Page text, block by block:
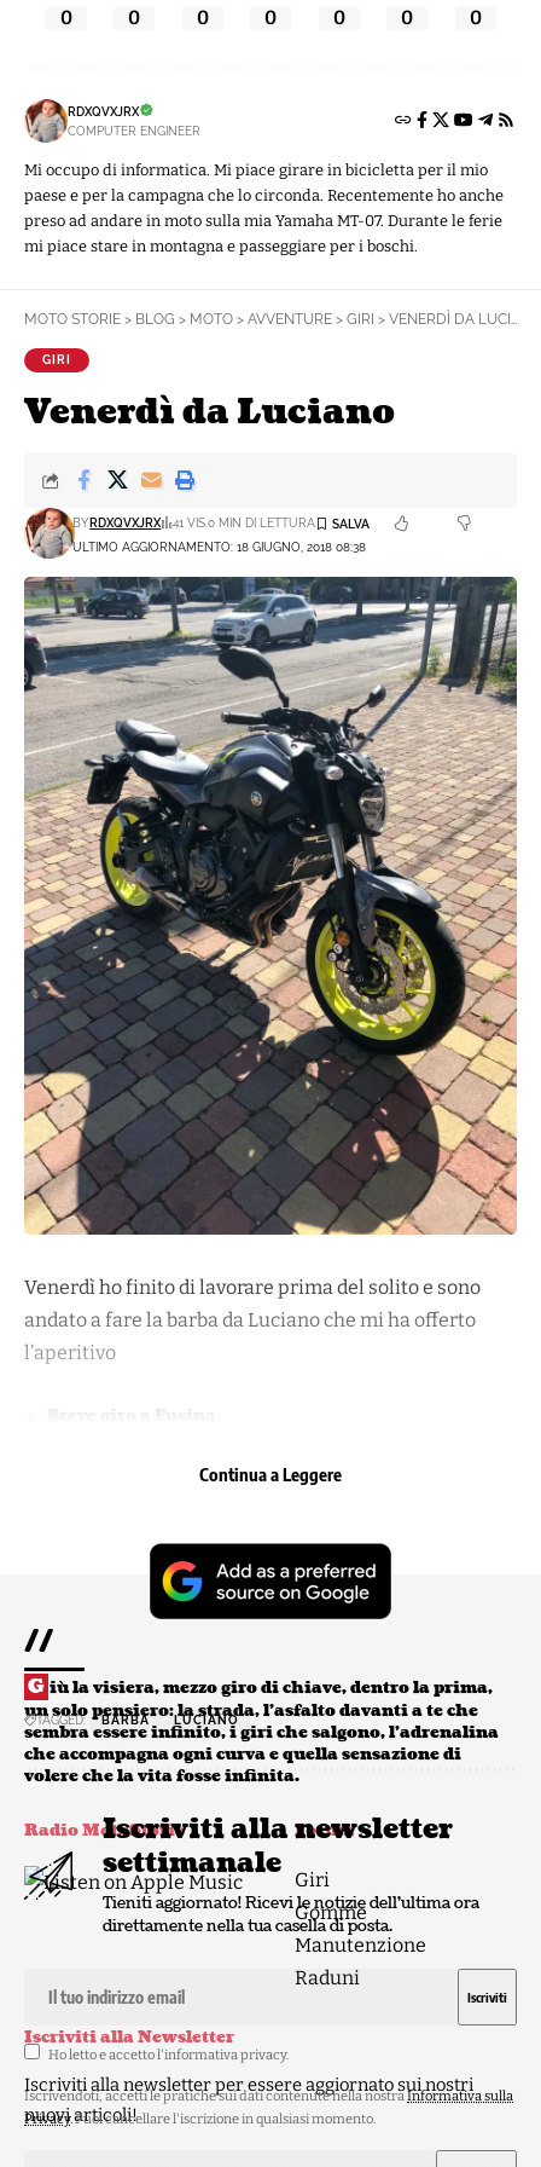
0 0 0 0 0 0 0
RDXQVXJRX
COMPUTER ENGINEER
Mi occupo di informatica. Mi piace girare in bicicletta per il mio
paese e per la campagna che lo circonda. Recentemente ho anche
preso ad andare in moto sulla mia Yamaha MT-07. Durante le ferie
mi piace stare in montagna e passeggiare per i boschi.
MOTO STORIE > BLOG > MOTO > AVVENTURE > GIRI > VENERDÌ DA LUCIANO
GIRI
Venerdì da Luciano
ULTIMO AGGIORNAMENTO: 18 GIUGNO, 2018 08:38
BY RDXQVXJRX 41 VIS.0 MIN DI LETTURA
Venerdì ho finito di lavorare prima del solito e sono
andato a fare la barba da Luciano che mi ha offerto
l’aperitivo
TAGGED: BARBA LUCIANO
Iscriviti alla newsletter
settimanale
Tieniti aggiornato! Ricevi le notizie dell'ultima ora
direttamente nella tua casella di posta.
Ho letto e accetto l'informativa privacy.
Iscrivendoti, accetti le pratiche sui dati contenute nella nostraInformativa sulla
Privacy. Puoi cancellare l'iscrizione in qualsiasi momento.
Continua a Leggere
//
G iù la visiera, mezzo giro di chiave, dentro la prima,
un solo pensiero: la strada, l’asfalto davanti a te che
sembra essere infinito, i giri che salgono, l’adrenalina
che accompagna ogni curva e quella sensazione di
volere che la vita fosse infinita.
Radio MotoStorie Forum
Giri
Gomme
Manutenzione
Raduni
Iscriviti alla Newsletter
Iscriviti alla newsletter per essere aggiornato sui nostri
nuovi articoli!